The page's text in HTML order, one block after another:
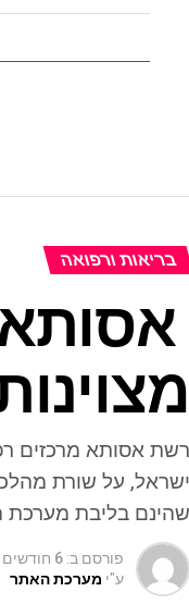
בריאות ורפואה
רשת אסותא מרכזים
ישראל, על שורת
שהינם בליבת מערכת
פורסם ב: 6 חודשים לפני
ע"י מערכת האתר